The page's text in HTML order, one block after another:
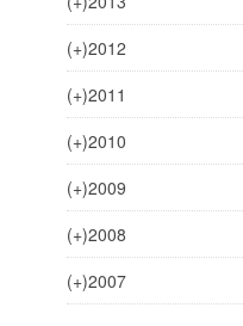
(+)2012
(+)2011
(+)2010
(+)2009
(+)2008
(+)2007